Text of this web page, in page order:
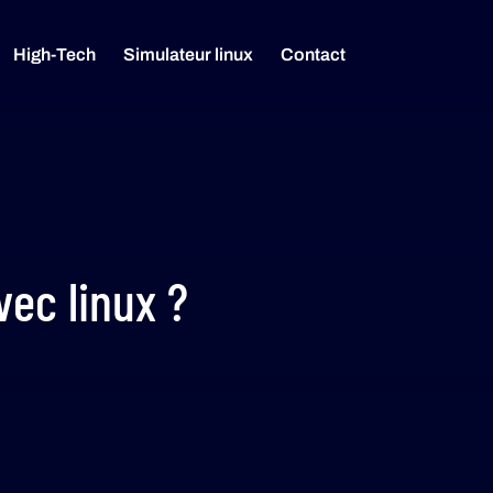
High-Tech Simulateur linux Contact
linux ?